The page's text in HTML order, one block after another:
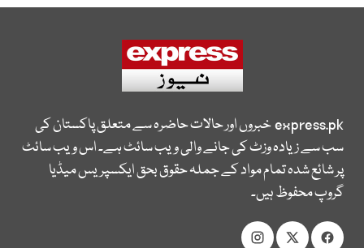
express.pkخبروں اور حالات حاضرہ سے متعلق پاکستان کی
سب سے زیادہ وزٹ کی جانے والی ویب سائٹ ہے۔ اس ویب سائٹ
پر شائع شدہ تمام مواد کے جملہ حقوق بحق ایکسپریس میڈیا
گروپ محفوظ ہیں۔